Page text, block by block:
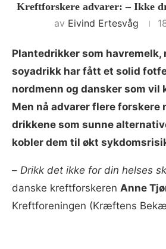
Kreftforskere advarer: – Ikke
av Eivind Ertesvåg
Plantedrikker som havremelk,
soyadrikk har fått et solid
nordmenn og dansker som vil
Men nå advarer flere forskere
drikkene som sunne
kobler dem til økt
– Drikk det ikke for din helses
danske kreftforskeren Anne
Kreftforeningen (Kræftens